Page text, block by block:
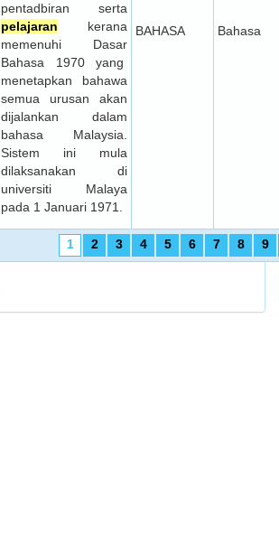
pentadbiran serta
pelajaran kerana
memenuhi Dasar
Bahasa 1970 yang
menetapkan bahawa
semua urusan akan
dijalankan dalam
bahasa Malaysia.
Sistem ini mula
dilaksanakan di
universiti Malaya
pada 1 Januari 1971.
BAHASA Bahasa
1 2 3 4 5 6 7 8 9